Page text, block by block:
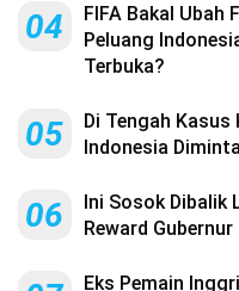
04
FIFA Bakal Ubah
Peluang
Terbuka?
05
Di Tengah Kasus
Indonesia
06
Ini Sosok Dibalik
Reward Gubernur
Eks Pemain